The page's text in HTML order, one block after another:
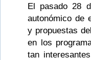
El pasado 28
autonómico de
y propuestas
en los
tan